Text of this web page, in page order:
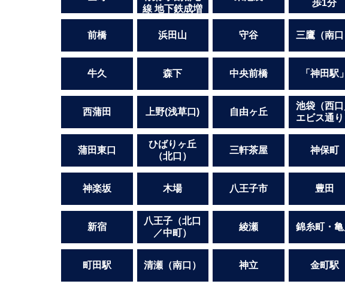
線 地下鉄成増
駅
歩1分
前橋 浜田山 守谷 三鷹（南口
牛久 森下 中央前橋 「神田駅」
西蒲田 上野(浅草口) 自由ヶ丘
池袋（西口
エビス通り
蒲田東口
ひばりヶ丘
（北口）
三軒茶屋 神保町
神楽坂 木場 八王子市 豊田
新宿
八王子（北口
／中町）
綾瀬 錦糸町・
町田駅 清瀬（南口） 神立 金町駅